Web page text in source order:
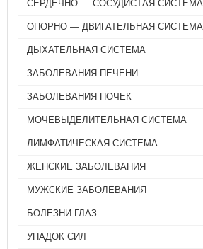
СЕРДЕЧНО — СОСУДИСТАЯ СИСТЕМА
ОПОРНО — ДВИГАТЕЛЬНАЯ СИСТЕМА
ДЫХАТЕЛЬНАЯ СИСТЕМА
ЗАБОЛЕВАНИЯ ПЕЧЕНИ
ЗАБОЛЕВАНИЯ ПОЧЕК
МОЧЕВЫДЕЛИТЕЛЬНАЯ СИСТЕМА
ЛИМФАТИЧЕСКАЯ СИСТЕМА
ЖЕНСКИЕ ЗАБОЛЕВАНИЯ
МУЖСКИЕ ЗАБОЛЕВАНИЯ
БОЛЕЗНИ ГЛАЗ
УПАДОК СИЛ